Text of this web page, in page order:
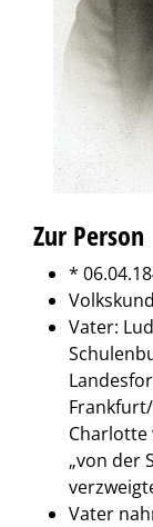
Zur Person
*
Vater:
Charlotte
„von der
Vater